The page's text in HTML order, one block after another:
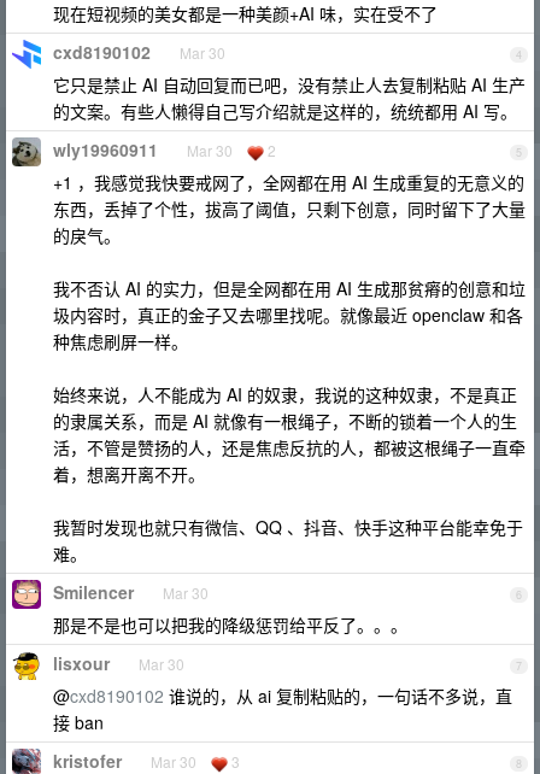
现在短视频的美女都是一种美颜+AI 味，实在受不了
4
cxd8190102 Mar 30
它只是禁止 AI 自动回复而已吧，没有禁止人去复制粘贴 AI 生产
的文案。有些人懒得自己写介绍就是这样的，统统都用 AI 写。
5
wly19960911 Mar 30 2
+1 ，我感觉我快要戒网了，全网都在用 AI 生成重复的无意义的
东西，丢掉了个性，拔高了阈值，只剩下创意，同时留下了大量
的戾气。
我不否认 AI 的实力，但是全网都在用 AI 生成那贫瘠的创意和垃
圾内容时，真正的金子又去哪里找呢。就像最近 openclaw 和各
种焦虑刷屏一样。
始终来说，人不能成为 AI 的奴隶，我说的这种奴隶，不是真正
的隶属关系，而是 AI 就像有一根绳子，不断的锁着一个人的生
活，不管是赞扬的人，还是焦虑反抗的人，都被这根绳子一直牵
着，想离开离不开。
我暂时发现也就只有微信、QQ 、抖音、快手这种平台能幸免于
难。
6
Smilencer Mar 30
那是不是也可以把我的降级惩罚给平反了。。。
7
lisxour Mar 30
@cxd8190102 谁说的，从 ai 复制粘贴的，一句话不多说，直
接 ban
8
kristofer Mar 30 3